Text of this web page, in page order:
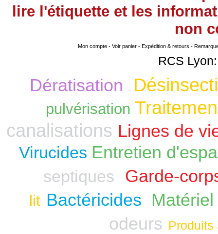
lire l'étiquette et les
non
Mon compte- Voir panier- Expédition & retours -
RCS
Dératisation
pulvérisation
canalisations Lignes de
Virucides Entretien
septiques Garde-
lit Bactéricides
odeurs Produits